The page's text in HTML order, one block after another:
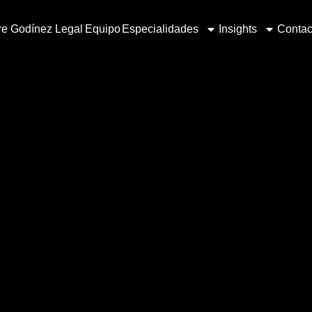
Godínez Legal Equipo Especialidades Insights